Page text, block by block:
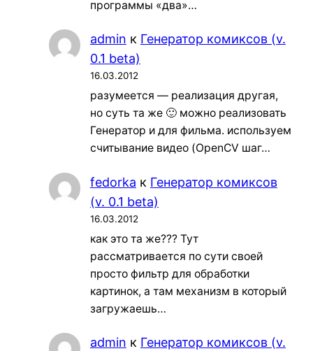
программы «два»…
admin к Генератор комиксов (v.
0.1 beta)
16.03.2012
разумеется — реализация другая,
но суть та же 🙂 можно реализовать
Генератор и для фильма. используем
считывание видео (OpenCV шаг…
fedorka к Генератор комиксов
(v. 0.1 beta)
16.03.2012
как это та же??? Тут
рассматривается по сути своей
просто фильтр для обработки
картинок, а там механизм в который
загружаешь…
admin к Генератор комиксов (v.